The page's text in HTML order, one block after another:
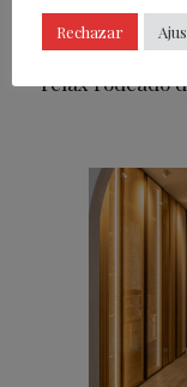
tranquilidad
prepararse
relax rodeado
Rechazar